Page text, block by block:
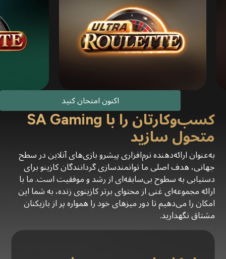
اکنون امتحان کنید
کسب‌وکارتان را با SA Gaming
متحول سازید
به‌عنوان ارائه‌دهنده نرم‌افزاری پیشرو بازی‌های آنلاین در سطح
جهانی، هدف اصلی ما توانمندسازی گردانندگان کازینو برای
دستیابی به سطوح بی‌سابقه‌ای از رشد و موفقیت است. ما با
ارائه مجموعه‌ای غنی از محتوای برتر کازینوی زنده، به شما این
امکان را می‌دهیم تا دور میزهای خود را همواره پر از بازیکنان
مشتاق نگهدارید.